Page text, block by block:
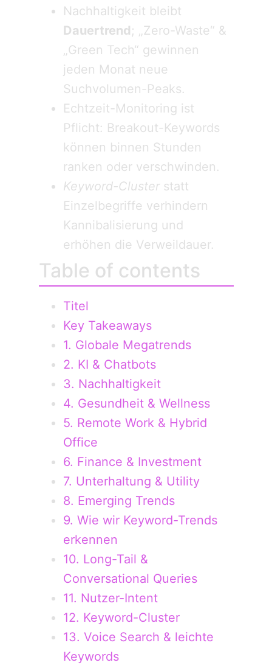
Nachhaltigkeit bleibt
Dauertrend; „Zero-Waste“ &
„Green Tech“ gewinnen
jeden Monat neue
Suchvolumen-Peaks.
Echtzeit-Monitoring ist
Pflicht: Breakout-Keywords
können binnen Stunden
ranken oder verschwinden.
Keyword-Clusterstatt
Einzelbegriffe verhindern
Kannibalisierung und
erhöhen die Verweildauer.
Table of contents
Titel
Key Takeaways
1. Globale Megatrends
2. KI & Chatbots
3. Nachhaltigkeit
4. Gesundheit & Wellness
5. Remote Work & Hybrid
Office
6. Finance & Investment
7. Unterhaltung & Utility
8. Emerging Trends
9. Wie wir Keyword-Trends
erkennen
10. Long-Tail &
Conversational Queries
11. Nutzer-Intent
12. Keyword-Cluster
13. Voice Search & leichte
Keywords